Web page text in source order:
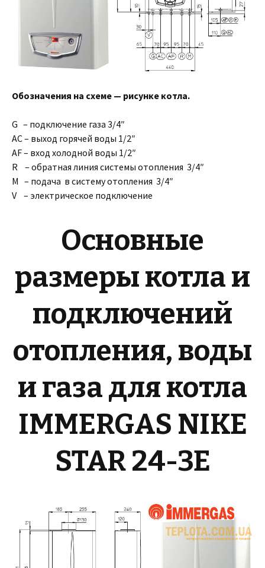
Обозначения на схеме — рисунке котла.
G – подключение газа 3/4″
AC – выход горячей воды 1/2″
AF – вход холодной воды 1/2″
R – обратная линия системы отопления 3/4″
M – подача в систему отопления 3/4″
V – электрическое подключение
Основные
размеры котла и
подключений
отопления, воды
и газа для котла
IMMERGAS NIKE
STAR 24-3E